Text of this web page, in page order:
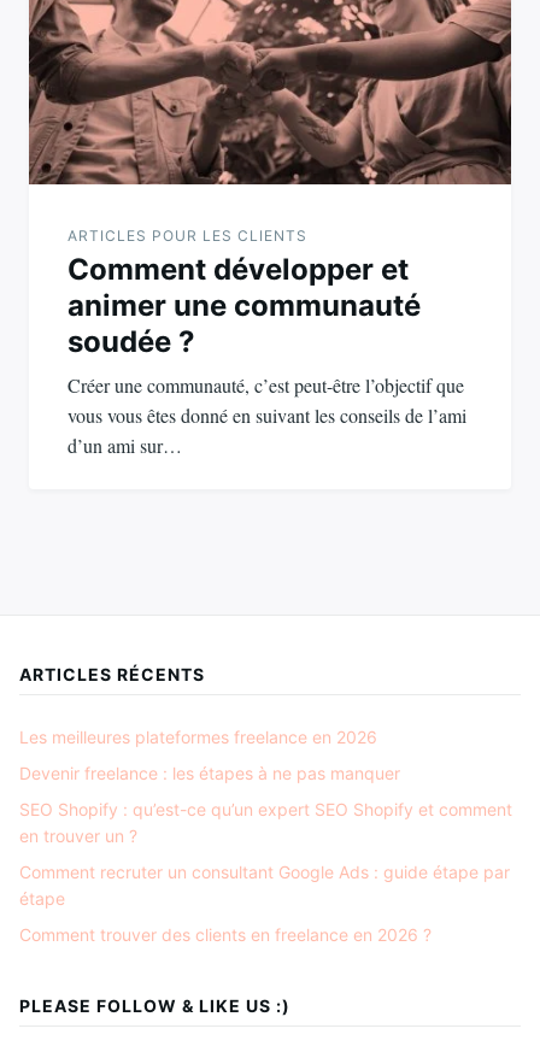
ARTICLES POUR LES CLIENTS
Comment développer et
animer une communauté
soudée ?
Créer une communauté, c’est peut-être l’objectif que
vous vous êtes donné en suivant les conseils de l’ami
d’un ami sur…
ARTICLES RÉCENTS
Les meilleures plateformes freelance en 2026
Devenir freelance : les étapes à ne pas manquer
SEO Shopify : qu’est-ce qu’un expert SEO Shopify et comment
en trouver un ?
Comment recruter un consultant Google Ads : guide étape par
étape
Comment trouver des clients en freelance en 2026 ?
PLEASE FOLLOW & LIKE US :)